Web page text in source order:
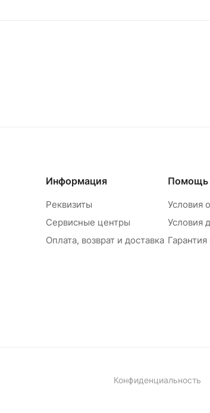
Информация
Реквизиты
Сервисные центры
Оплата, возврат и доставка
Помощь
Условия
Условия
Конфиденциальность